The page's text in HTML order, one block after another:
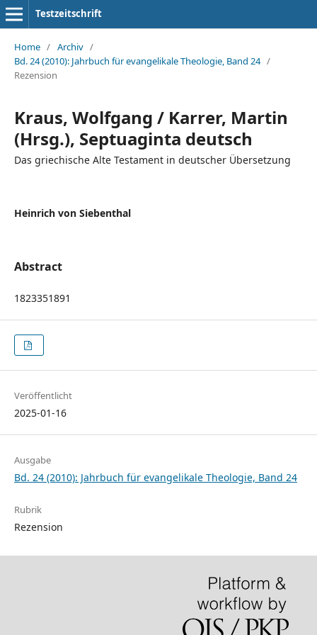
Testzeitschrift
Home / Archiv /
Bd. 24 (2010): Jahrbuch für evangelikale Theologie, Band 24 /
Rezension
Kraus, Wolfgang / Karrer, Martin
(Hrsg.), Septuaginta deutsch
Das griechische Alte Testament in deutscher Übersetzung
Heinrich von Siebenthal
Abstract
1823351891
Veröffentlicht
2025-01-16
Ausgabe
Bd. 24 (2010): Jahrbuch für evangelikale Theologie, Band 24
Rubrik
Rezension